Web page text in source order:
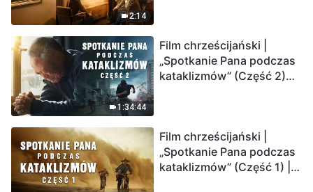
2:14
1:34:44
Film chrześcijański |
„Spotkanie Pana podczas
kataklizmów” (Część 2)
Ludzkość weszła w
odliczanie. Czy znalazłeś
już drogę ocalenia?
Film chrześcijański |
„Spotkanie Pana podczas
kataklizmów” (Część 1) |